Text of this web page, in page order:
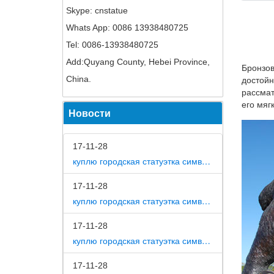
Skype: cnstatue
Whats App: 0086 13938480725
Tel: 0086-13938480725
Add:Quyang County, Hebei Province,
China.
Новости
17-11-28
куплю городская статуэтка символ собака в дом
17-11-28
куплю городская статуэтка символ собака в метро москвы
17-11-28
куплю городская статуэтка символ собака на площади революции
17-11-28
Теория
как
его